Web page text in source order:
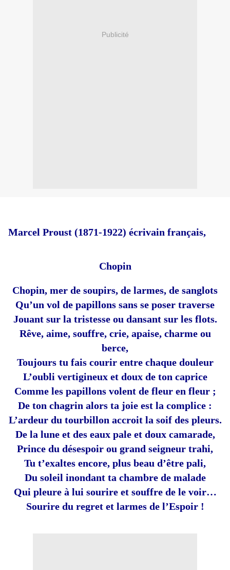
Publicité
Marcel Proust (1871-1922) écrivain français,
Chopin
Chopin, mer de soupirs, de larmes, de sanglots
Qu’un vol de papillons sans se poser traverse
Jouant sur la tristesse ou dansant sur les flots.
Rêve, aime, souffre, crie, apaise, charme ou
berce,
Toujours tu fais courir entre chaque douleur
L’oubli vertigineux et doux de ton caprice
Comme les papillons volent de fleur en fleur ;
De ton chagrin alors ta joie est la complice :
L’ardeur du tourbillon accroit la soif des pleurs.
De la lune et des eaux pale et doux camarade,
Prince du désespoir ou grand seigneur trahi,
Tu t’exaltes encore, plus beau d’être pali,
Du soleil inondant ta chambre de malade
Qui pleure à lui sourire et souffre de le voir…
Sourire du regret et larmes de l’Espoir !